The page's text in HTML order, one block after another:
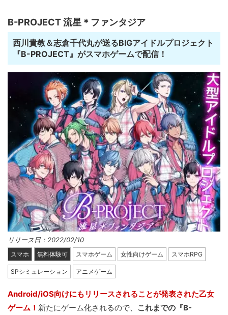
B-PROJECT 流星＊ファンタジア
西川貴教＆志倉千代丸が送るBIGアイドルプロジェクト
『B-PROJECT』がスマホゲームで配信！
リリース日：2022/02/10
スマホ 無料体験可 スマホゲーム 女性向けゲーム スマホRPG
SPシミュレーション アニメゲーム
Android/iOS向けにもリリースされることが発表された乙女
ゲーム！ 新たにゲーム化されるので、 これまでの『B-